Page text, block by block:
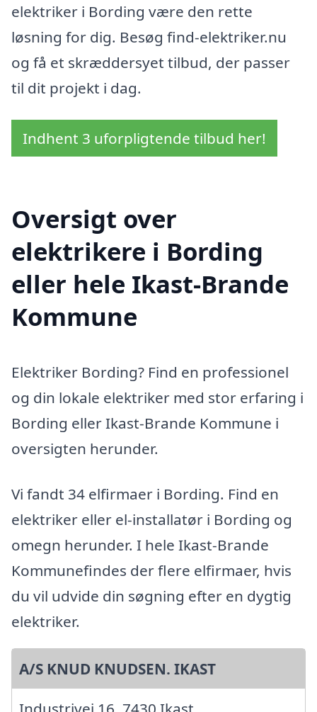
elektriker i Bording være den rette
løsning for dig. Besøg find-elektriker.nu
og få et skræddersyet tilbud, der passer
til dit projekt i dag.
Indhent 3 uforpligtende tilbud her!
Oversigt over
elektrikere i Bording
eller hele Ikast-Brande
Kommune
Elektriker Bording? Find en professionel
og din lokale elektriker med stor erfaring i
Bording eller Ikast-Brande Kommune i
oversigten herunder.
Vi fandt 34 elfirmaer i Bording. Find en
elektriker eller el-installatør i Bording og
omegn herunder. I hele Ikast-Brande
Kommunefindes der flere elfirmaer, hvis
du vil udvide din søgning efter en dygtig
elektriker.
A/S KNUD KNUDSEN. IKAST